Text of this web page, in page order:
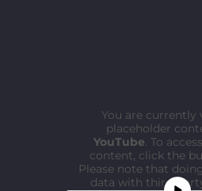
You are currently
placeholder
YouTube. To
content, click the
Please note that
data with third-